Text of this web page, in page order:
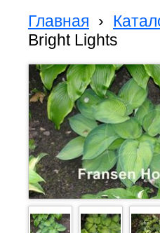
Главная ›
Bright Lights